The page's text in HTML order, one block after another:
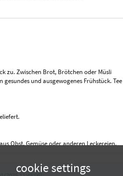
zu. Zwischen Brot, Brötchen oder Müsli
und ausgewogenes Frühstück. Tee
Obst, Gemüse oder anderen Leckereien.
cookie settings